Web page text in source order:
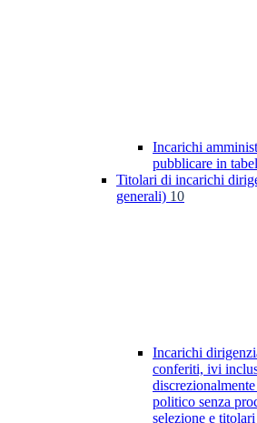
Incarichi
pubblicare in
Titolari di incarichi
generali) 10
Incarichi
conferiti, ivi
politico senza
selezione e